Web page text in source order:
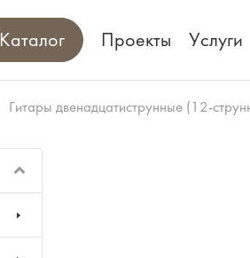
Каталог Проекты Услуги
Гитары двенадцатиструнные (12-